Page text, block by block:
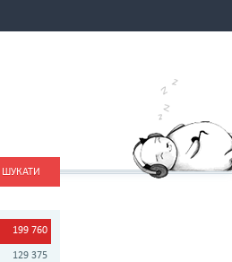
ШУКАТИ
199 760
129 375